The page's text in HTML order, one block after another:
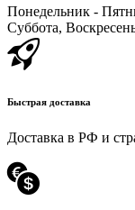
Понедельник -
Суббота,
Быстрая доставка
Доставка в РФ и